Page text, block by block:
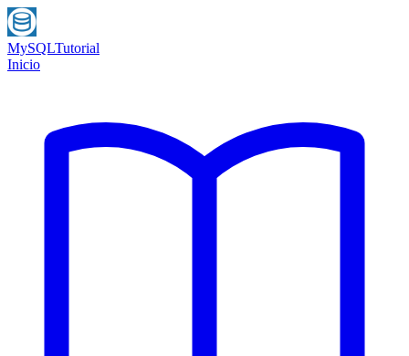
MySQLTutorial
Inicio